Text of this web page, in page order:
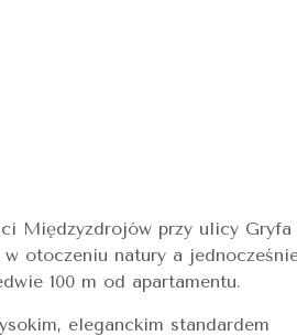
Międzyzdrojów przy ulicy Gryfa
otoczeniu natury a
100 m od apartamentu.
eleganckim standardem